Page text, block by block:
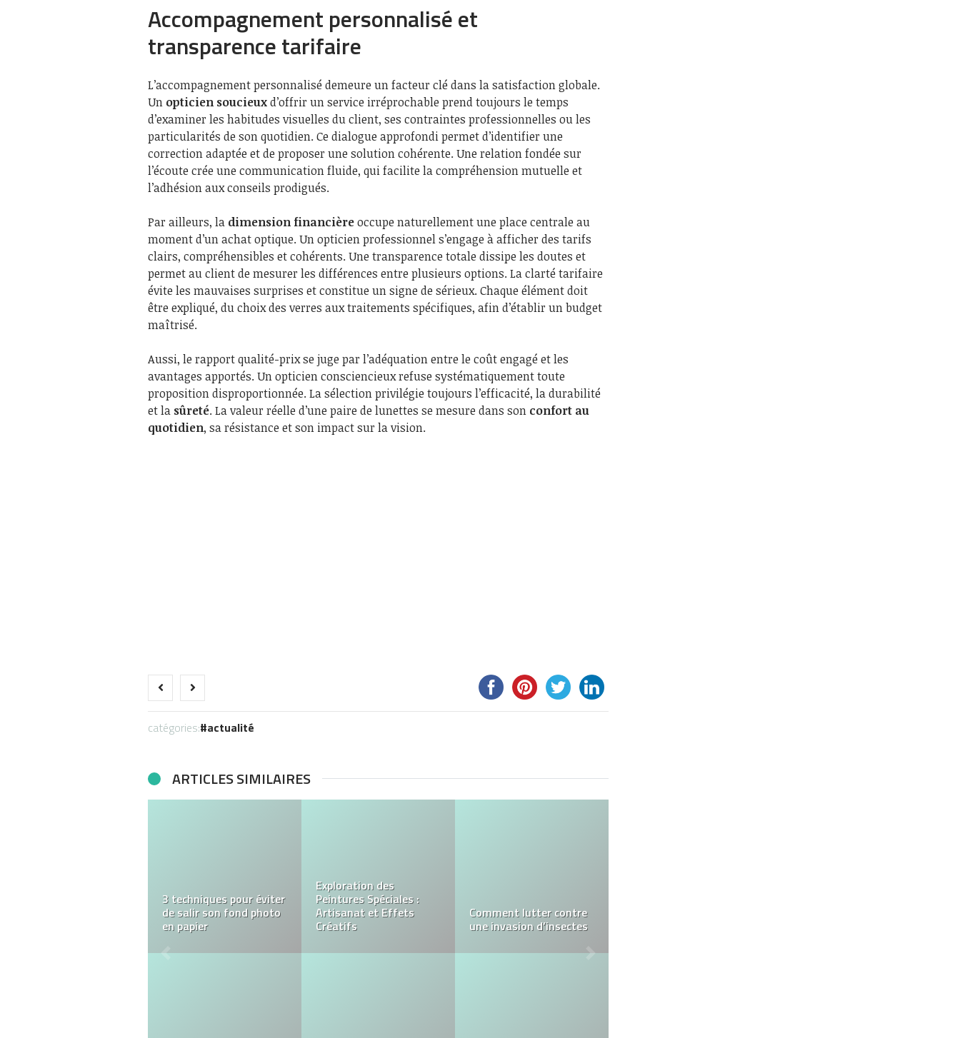
Accompagnement personnalisé et
transparence tarifaire
L’accompagnement personnalisé demeure un facteur clé dans la satisfaction globale.
Un opticien soucieuxd’offrir un service irréprochable prend toujours le temps
d’examiner les habitudes visuelles du client, ses contraintes professionnelles ou les
particularités de son quotidien. Ce dialogue approfondi permet d’identifier une
correction adaptée et de proposer une solution cohérente. Une relation fondée sur
l’écoute crée une communication fluide, qui facilite la compréhension mutuelle et
l’adhésion aux conseils prodigués.
Par ailleurs, la dimension financièreoccupe naturellement une place centrale au
moment d’un achat optique. Un opticien professionnel s’engage à afficher des tarifs
clairs, compréhensibles et cohérents. Une transparence totale dissipe les doutes et
permet au client de mesurer les différences entre plusieurs options. La clarté tarifaire
évite les mauvaises surprises et constitue un signe de sérieux. Chaque élément doit
être expliqué, du choix des verres aux traitements spécifiques, afin d’établir un budget
maîtrisé.
Aussi, le rapport qualité-prix se juge par l’adéquation entre le coût engagé et les
avantages apportés. Un opticien consciencieux refuse systématiquement toute
proposition disproportionnée. La sélection privilégie toujours l’efficacité, la durabilité
et la sûreté. La valeur réelle d’une paire de lunettes se mesure dans son confort au
quotidien, sa résistance et son impact sur la vision.
catégories: actualité
ARTICLES SIMILAIRES
Le meilleur abonnement
IPTV : Comment faire le
bon choix ?
4 avantages importants
des visualisations
architecturales pour la
conception
Les avantages des
magazines en ligne